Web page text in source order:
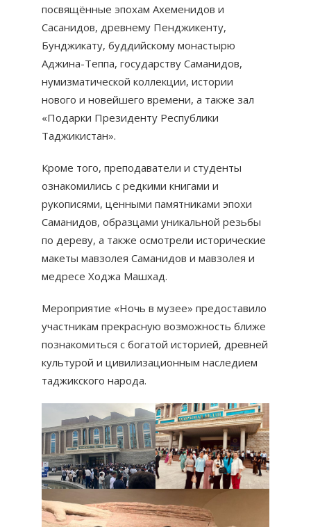
посвящённые эпохам Ахеменидов и
Сасанидов, древнему Пенджикенту,
Бунджикату, буддийскому монастырю
Аджина-Теппа, государству Саманидов,
нумизматической коллекции, истории
нового и новейшего времени, а также зал
«Подарки Президенту Республики
Таджикистан».
Кроме того, преподаватели и студенты
ознакомились с редкими книгами и
рукописями, ценными памятниками эпохи
Саманидов, образцами уникальной резьбы
по дереву, а также осмотрели исторические
макеты мавзолея Саманидов и мавзолея и
медресе Ходжа Машхад.
Мероприятие «Ночь в музее» предоставило
участникам прекрасную возможность ближе
познакомиться с богатой историей, древней
культурой и цивилизационным наследием
таджикского народа.